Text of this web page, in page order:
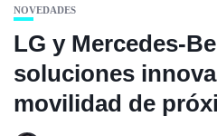
NOVEDADES
LG y Mercedes-
soluciones
movilidad de